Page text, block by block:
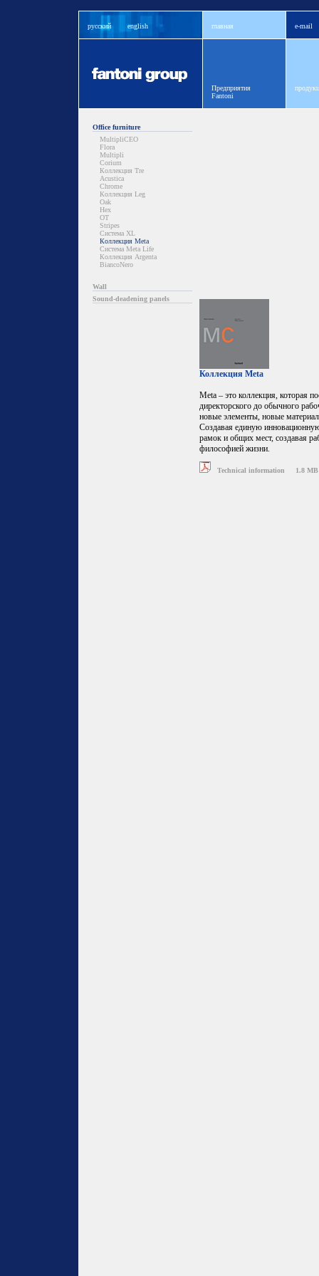
русский english главная e-mail
Предприятия
Fantoni
Office furniture
MultipliCEO
Flora
Multipli
Corium
Коллекция Tre
Acustica
Chrome
Коллекция Leg
Oak
Hex
OT
Stripes
Система XL
Коллекция Meta
Система Meta Life
Коллекция Argenta
BiancoNero
Wall
Sound-deadening panels
Коллекция Meta
Meta – это коллекция, которая
директорского до обычного
новые элементы, новые
Создавая единую
рамок и общих мест, создавая
философией жизни.
Technical information 1.8 MB